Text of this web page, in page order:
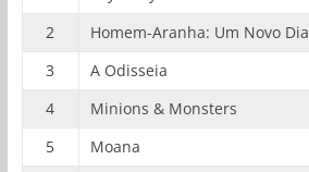
2
Homem-Aranha: Um Novo Dia
3
A Odisseia
4
Minions & Monsters
5
Moana